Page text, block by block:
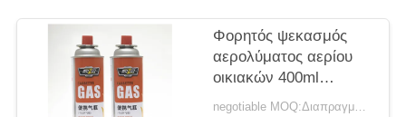
Φορητός ψεκασμός
αερολύματος αερίου
οικιακών 400ml
κασετών
negotiable MOQ:Διαπραγματεύσιμος